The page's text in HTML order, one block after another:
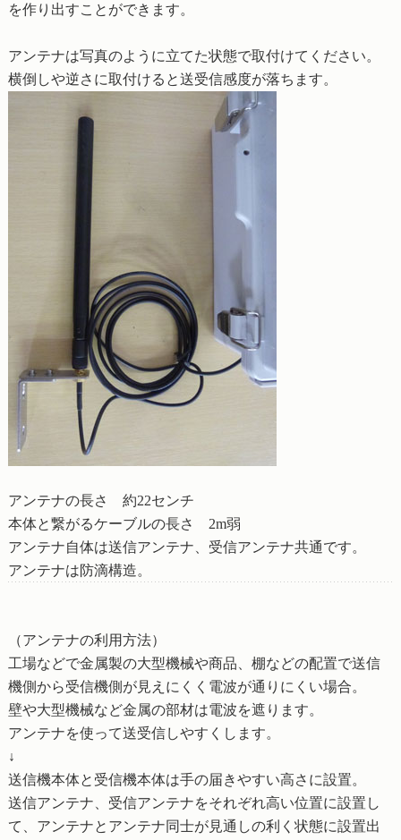
を作り出すことができます。
アンテナは写真のように立てた状態で取付けてください。
横倒しや逆さに取付けると送受信感度が落ちます。
アンテナの長さ 約22センチ
本体と繋がるケーブルの長さ 2m弱
アンテナ自体は送信アンテナ、受信アンテナ共通です。
アンテナは防滴構造。
（アンテナの利用方法）
工場などで金属製の大型機械や商品、棚などの配置で送信
機側から受信機側が見えにくく電波が通りにくい場合。
壁や大型機械など金属の部材は電波を遮ります。
アンテナを使って送受信しやすくします。
↓
送信機本体と受信機本体は手の届きやすい高さに設置。
送信アンテナ、受信アンテナをそれぞれ高い位置に設置し
て、アンテナとアンテナ同士が見通しの利く状態に設置出